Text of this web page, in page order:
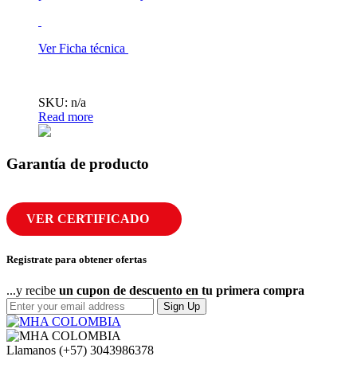
Ver Ficha técnica
SKU: n/a
Read more
Garantía de producto
VER CERTIFICADO
Registrate para obtener ofertas
...y recibe un cupon de descuento en tu primera compra
Sign Up
Llamanos (+57) 3043986378